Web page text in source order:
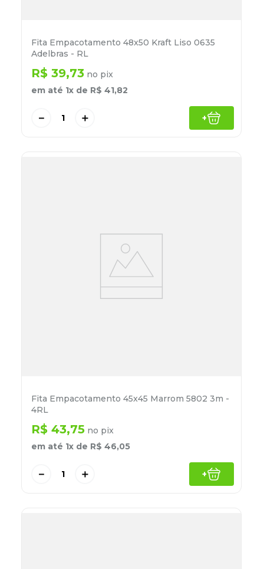
Fita Empacotamento 48x50 Kraft Liso 0635
Adelbras - RL
R$ 39,73 no pix
em até 1x de R$ 41,82
＋
－ +
Fita Empacotamento 45x45 Marrom 5802 3m -
4RL
R$ 43,75 no pix
em até 1x de R$ 46,05
＋
－ +